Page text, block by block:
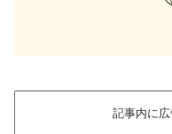
記事内に広